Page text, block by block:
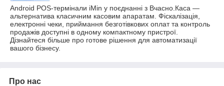
Android POS-термінали iMin у поєднанні з Вчасно.Каса —
альтернатива класичним касовим апаратам. Фіскалізація,
електронні чеки, приймання безготівкових оплат та контроль
продажів доступні в одному компактному пристрої.
Дізнайтеся більше про готове рішення для автоматизації
вашого бізнесу.
Про нас